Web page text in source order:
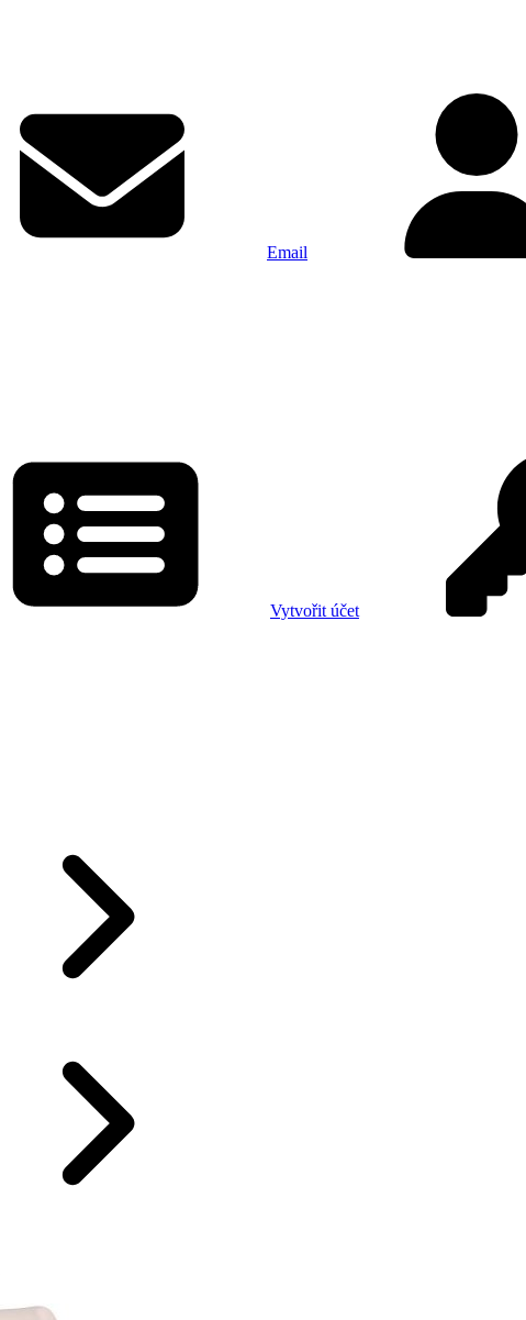
Email
Vytvořit účet